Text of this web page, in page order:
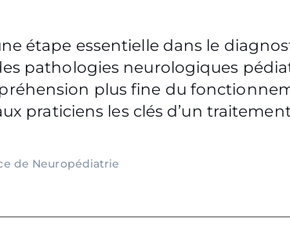
étape essentielle dans le
pathologies neurologiques
plus fine du
praticiens les clés d’un
de Neuropédiatrie